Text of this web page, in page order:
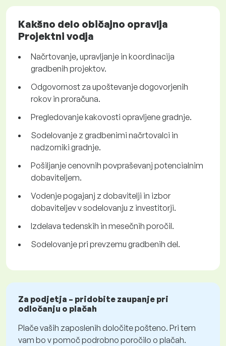
Kakšno delo običajno opravlja
Projektni vodja
Načrtovanje, upravljanje in koordinacija
gradbenih projektov.
Odgovornost za upoštevanje dogovorjenih
rokov in proračuna.
Pregledovanje kakovosti opravljene gradnje.
Sodelovanje z gradbenimi načrtovalci in
nadzorniki gradnje.
Pošiljanje cenovnih povpraševanj potencialnim
dobaviteljem.
Vodenje pogajanj z dobavitelji in izbor
dobaviteljev v sodelovanju z investitorji.
Izdelava tedenskih in mesečnih poročil.
Sodelovanje pri prevzemu gradbenih del.
Za podjetja – pridobite zaupanje pri
odločanju o plačah
Plače vaših zaposlenih določite pošteno. Pri tem
vam bo v pomoč podrobno poročilo o plačah.